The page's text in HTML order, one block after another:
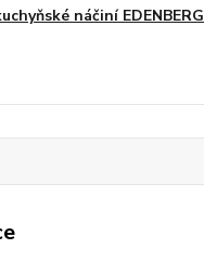
náčiní EDENBERG